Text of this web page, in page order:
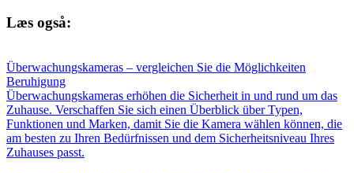
Læs også:
Überwachungskameras – vergleichen Sie die Möglichkeiten
Beruhigung
Überwachungskameras erhöhen die Sicherheit in und rund um das
Zuhause. Verschaffen Sie sich einen Überblick über Typen,
Funktionen und Marken, damit Sie die Kamera wählen können, die
am besten zu Ihren Bedürfnissen und dem Sicherheitsniveau Ihres
Zuhauses passt.